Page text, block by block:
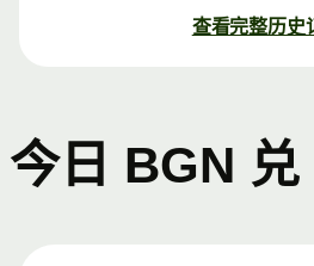
查看完整历史
今日 BGN